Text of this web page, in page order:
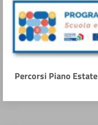
Percorsi Piano Estate